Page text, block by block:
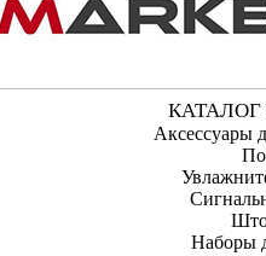
КАТАЛОГ
Аксессуары
Наборы